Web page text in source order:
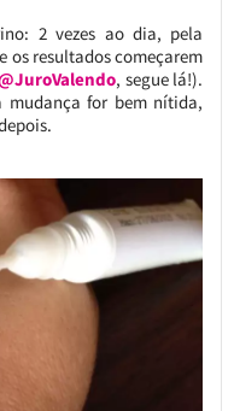
2 vezes ao dia, pela
os resultados começarem
, segue lá!).
mudança for bem nítida,